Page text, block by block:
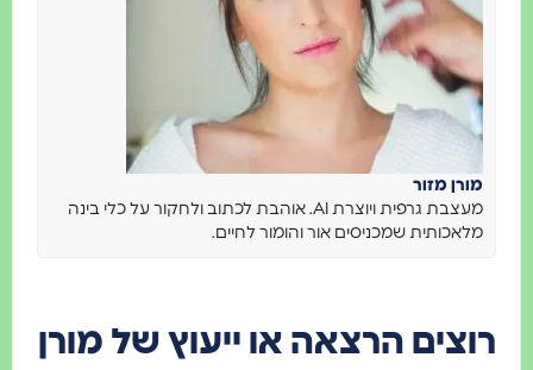
מורן מזור
מעצבת גרפית ויוצרת AI. אוהבת לכתוב ולחקור על כלי בינה
מלאכותית שמכניסים אור והומור לחיים.
רוצים הרצאה או ייעוץ של מורן